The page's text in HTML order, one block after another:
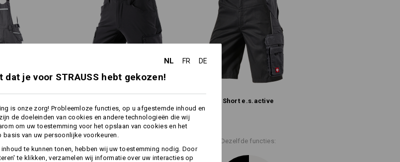
reflecterende biezen in bijpassende kleur
Materiaal:
Bovenmateriaal
65 / (ca. 235 g/m²)
Niet bleken
Drogen in droger behoedzaam
Koud strijken
!!! Seizoensartikel !!! Levering zolang de voorraad strekt !!!
meer
wordt
en
zakkeuze.
heren
Short e.s.​active
functies: Dezelfde functies:
NL FR DE
dat je voor STRAUSS hebt gekozen!
is onze zorg! Probleemloze functies, op u afgestemde inhoud en
de doeleinden van cookies en andere technologieën die wij
om uw toestemming voor het opslaan van cookies en het
van uw persoonlijke voorkeuren.
te kunnen tonen, hebben wij uw toestemming nodig. Door
te klikken, verzamelen wij informatie over uw interacties op